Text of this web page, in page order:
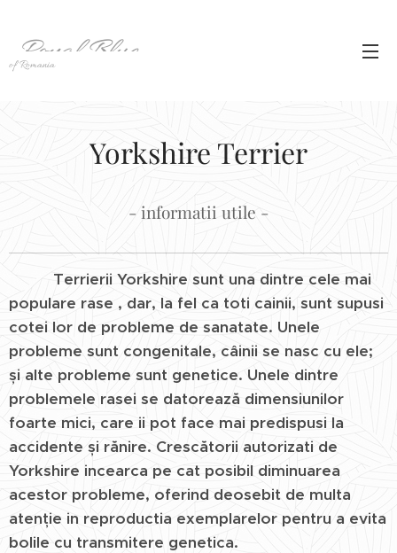
Royal Blue
of Romania
Yorkshire Terrier
- informatii utile -
Terrierii Yorkshire sunt una dintre cele mai
populare rase , dar, la fel ca toti cainii, sunt supusi
cotei lor de probleme de sanatate. Unele
probleme sunt congenitale, câinii se nasc cu ele;
și alte probleme sunt genetice. Unele dintre
problemele rasei se datorează dimensiunilor
foarte mici, care ii pot face mai predispusi la
accidente și rănire. Crescătorii autorizati de
Yorkshire incearca pe cat posibil diminuarea
acestor probleme, oferind deosebit de multa
atenție in reproductia exemplarelor pentru a evita
bolile cu transmitere genetica.